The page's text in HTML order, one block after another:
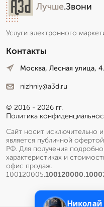
Лучше.Звони
Услуги электронного
Контакты
Москва, Лесная улица,
nizhniy@a3d.ru
© 2016 - 2026 гг.
Политика
Сайт носит исключительно
является публичной
РФ. Для получения
характеристиках и
офис продаж.
100120005.
Николай